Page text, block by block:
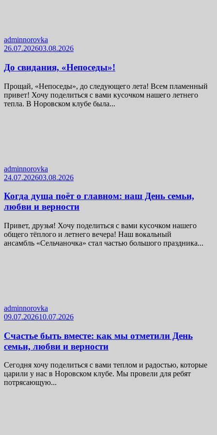
adminnorovka
26.07.202603.08.2026
До свидания, «Непоседы»!
Прощай, «Непоседы», до следующего лета! Всем пламенный
привет! Хочу поделиться с вами кусочком нашего летнего
тепла. В Норовском клубе была...
adminnorovka
24.07.202603.08.2026
Когда душа поёт о главном: наш День семьи,
любви и верности
Привет, друзья! Хочу поделиться с вами кусочком нашего
общего тёплого и летнего вечера! Наш вокальный
ансамбль «Сельчаночка» стал частью большого праздника...
adminnorovka
09.07.202610.07.2026
Счастье быть вместе: как мы отметили День
семьи, любви и верности
Сегодня хочу поделиться с вами теплом и радостью, которые
царили у нас в Норовском клубе. Мы провели для ребят
потрясающую...